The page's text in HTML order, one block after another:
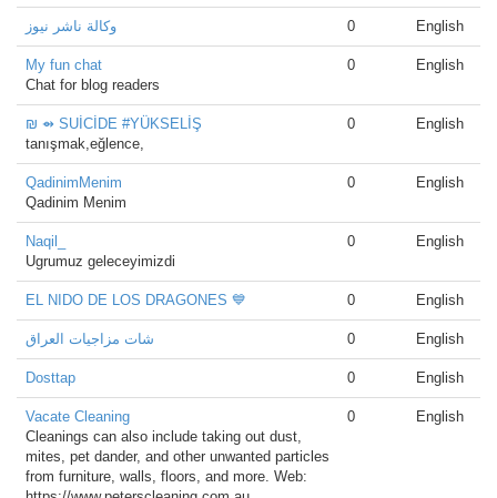
وكالة ناشر نيوز 0 English
My fun chat
Chat for blog readers
0 English
₪ ⇴ SUİCİDE #YÜKSELİŞ
tanışmak,eğlence,
0 English
QadinimMenim
Qadinim Menim
0 English
Naqil_
Ugrumuz geleceyimizdi
0 English
EL NIDO DE LOS DRAGONES 💙 0 English
شات مزاجيات العراق 0 English
Dosttap 0 English
Vacate Cleaning
Cleanings can also include taking out dust,
mites, pet dander, and other unwanted particles
from furniture, walls, floors, and more. Web:
0 English